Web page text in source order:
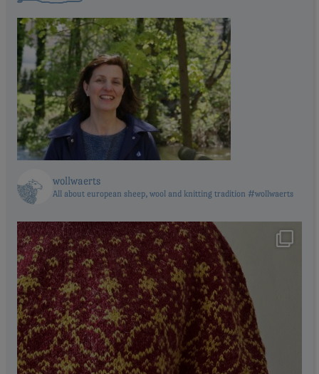
wollwaerts
All about european sheep, wool and knitting tradition #wollwaerts